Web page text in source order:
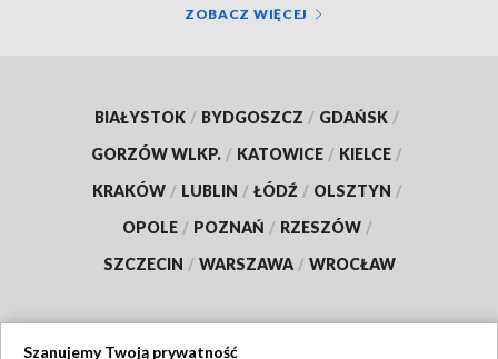
ZOBACZ WIĘCEJ
BIAŁYSTOK / BYDGOSZCZ / GDAŃSK /
GORZÓW WLKP. / KATOWICE / KIELCE /
KRAKÓW / LUBLIN / ŁÓDŹ / OLSZTYN /
OPOLE / POZNAŃ / RZESZÓW /
SZCZECIN / WARSZAWA / WROCŁAW
Szanujemy Twoją prywatność